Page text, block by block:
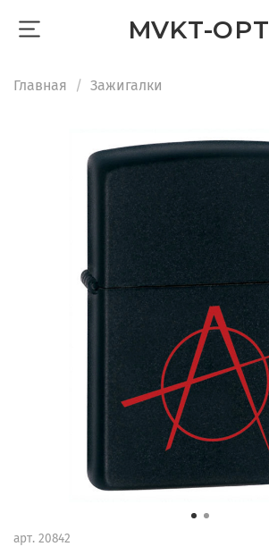
MVKT-OPT
Главная Зажигалки
арт. 20842